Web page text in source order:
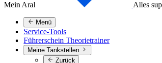
Mein Aral Alles
Menü
Service-Tools
Führerschein Theorietrainer
Meine Tankstellen
Zurück